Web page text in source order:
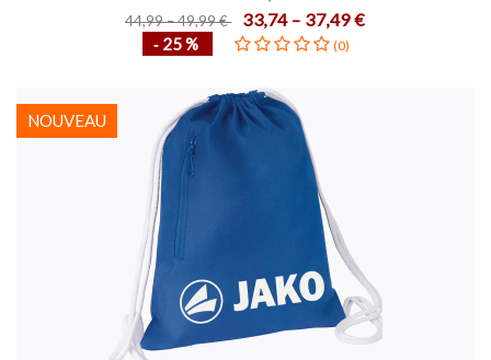
Spacieux avec Fermeture Éclair à Double Sens
44,99 – 49,99 € 33,74 – 37,49 €
‐ 25 % (0)
NOUVEAU